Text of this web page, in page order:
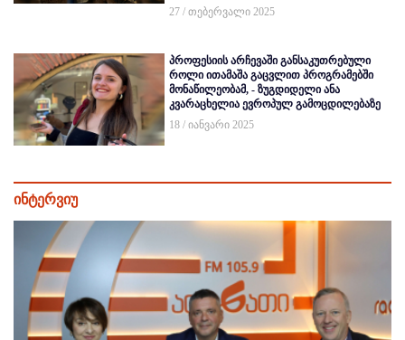
27 / თებერვალი 2025
პროფესიის არჩევაში განსაკუთრებული
როლი ითამაშა გაცვლით პროგრამებში
მონაწილეობამ, - ზუგდიდელი ანა
კვარაცხელია ევროპულ გამოცდილებაზე
18 / იანვარი 2025
ინტერვიუ